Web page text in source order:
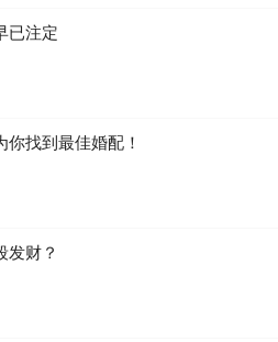
已注定
找到最佳婚配！
发财？